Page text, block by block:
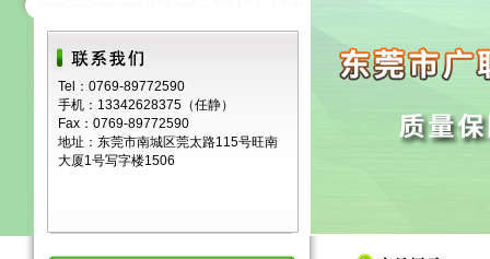
Tel：0769-89772590
手机：13342628375（任静）
Fax：0769-89772590
地址：东莞市南城区莞太路115号旺南
大厦1号写字楼1506